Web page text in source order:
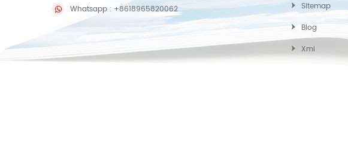
Whatsapp : +8618965820062
Sitemap
Blog
Xml